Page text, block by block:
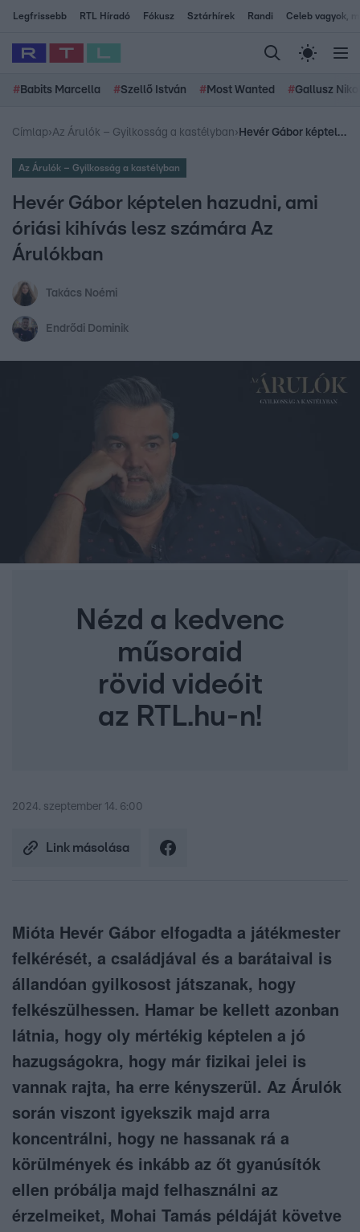
Legfrissebb RTL Híradó Fókusz Sztárhírek Randi Celeb vagyok,
# Babits Marcella #Szellő István # Most Wanted #Gallusz
Címlap›Az Árulók – Gyilkosság a kastélyban› Hevér Gábor képtelen hazudni, ami óriási kihívás lesz számára Az Árulókban
Az Árulók – Gyilkosság a kastélyban
Hevér Gábor képtelen hazudni, ami
óriási kihívás lesz számára Az
Árulókban
Takács Noémi
Endrődi Dominik
Nézd a kedvenc
műsoraid
rövid videóit
az RTL.hu-n!
2024. szeptember 14. 6:00
Link másolása
Mióta Hevér Gábor elfogadta a játékmester
felkérését, a családjával és a barátaival is
állandóan gyilkosost játszanak, hogy
felkészülhessen. Hamar be kellett azonban
látnia, hogy oly mértékig képtelen a jó
hazugságokra, hogy már fizikai jelei is
vannak rajta, ha erre kényszerül. Az Árulók
során viszont igyekszik majd arra
koncentrálni, hogy ne hassanak rá a
körülmények és inkább az őt gyanúsítók
ellen próbálja majd felhasználni az
érzelmeiket, Mohai Tamás példáját követve